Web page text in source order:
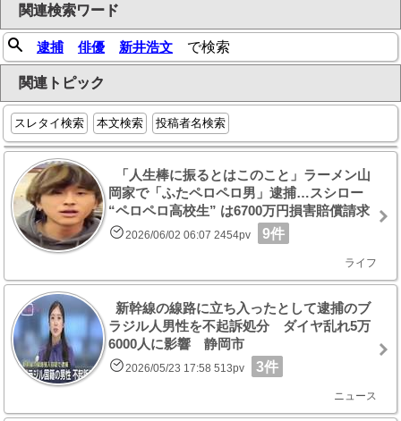
関連検索ワード
逮捕 俳優 新井浩文 で検索
関連トピック
スレタイ検索 本文検索 投稿者名検索
「人生棒に振るとはこのこと」ラーメン山
岡家で「ふたペロペロ男」逮捕…スシロー
“ペロペロ高校生” は6700万円損害賠償請求
2026/06/02 06:07 2454pv 9件
ライフ
新幹線の線路に立ち入ったとして逮捕のブ
ラジル人男性を不起訴処分 ダイヤ乱れ5万
6000人に影響 静岡市
2026/05/23 17:58 513pv 3件
ニュース